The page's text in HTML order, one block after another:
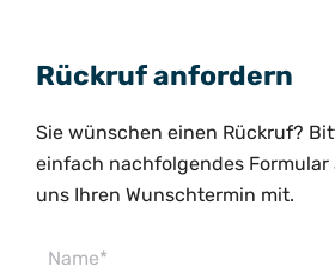
Rückruf anfordern
Sie wünschen einen Rückruf?
einfach nachfolgendes Formular
uns Ihren Wunschtermin mit.